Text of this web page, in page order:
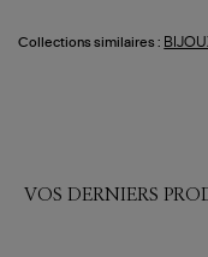
Collections similaires :
VOS DERNIERS